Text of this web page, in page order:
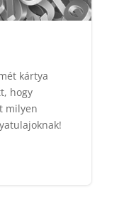
kártya
hogy
milyen